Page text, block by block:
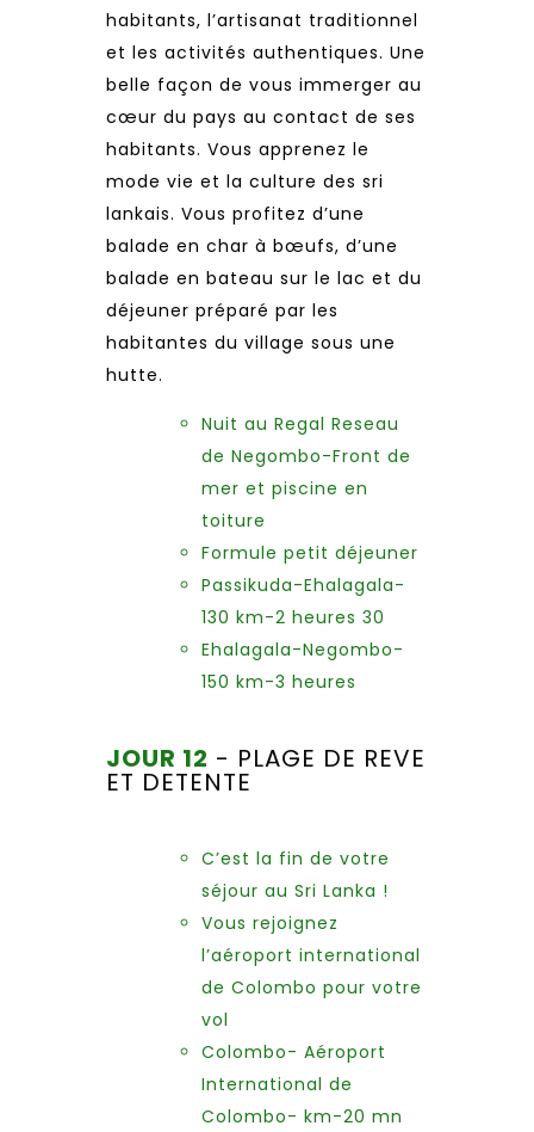
habitants, l’artisanat traditionnel
et les activités authentiques. Une
belle façon de vous immerger au
cœur du pays au contact de ses
habitants. Vous apprenez le
mode vie et la culture des sri
lankais. Vous profitez d’une
balade en char à bœufs, d’une
balade en bateau sur le lac et du
déjeuner préparé par les
habitantes du village sous une
hutte.
Nuit au Regal Reseau
de Negombo-Front de
mer et piscine en
toiture
Formule petit déjeuner
Passikuda-Ehalagala-
130 km-2 heures 30
Ehalagala-Negombo-
150 km-3 heures
JOUR 12 - PLAGE DE REVE
ET DETENTE
C’est la fin de votre
séjour au Sri Lanka !
Vous rejoignez
l’aéroport international
de Colombo pour votre
vol
Colombo- Aéroport
International de
Colombo- km-20 mn